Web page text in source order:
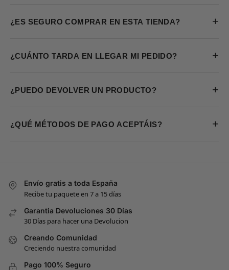
¿ES SEGURO COMPRAR EN ESTA TIENDA? +
¿CUÁNTO TARDA EN LLEGAR MI PEDIDO? +
¿PUEDO DEVOLVER UN PRODUCTO? +
¿QUÉ MÉTODOS DE PAGO ACEPTÁIS? +
Envío gratis a toda España
Recibe tu paquete en 7 a 15 días
Garantia Devoluciones 30 Días
30 Días para hacer una Devolucion
Creando Comunidad
Creciendo nuestra comunidad
Pago 100% Seguro